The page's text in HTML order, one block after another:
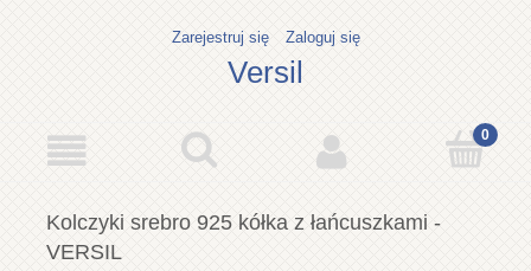
Zarejestruj się Zaloguj się
Versil
Kolczyki srebro 925 kółka z łańcuszkami -
VERSIL